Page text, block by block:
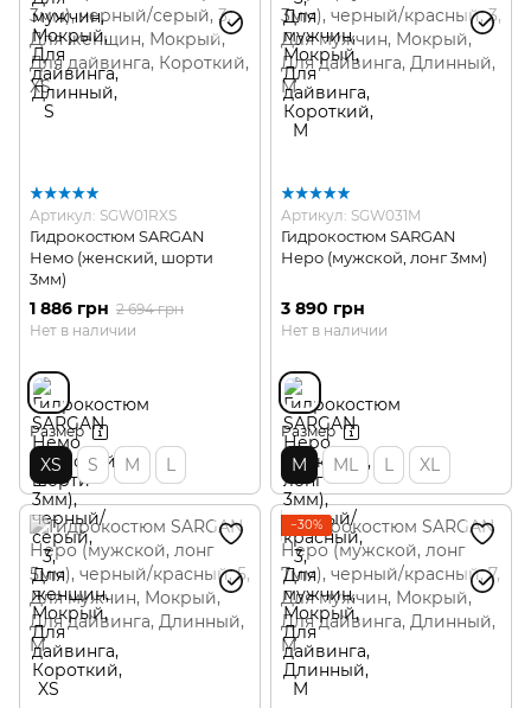
Артикул: SGW01RXS
Гидрокостюм SARGAN
Немо (женский, шорти
3мм)
1 886 грн 2 694 грн
Нет в наличии
Размер
XS S M L
Артикул: SGW031M
Гидрокостюм SARGAN
Неро (мужской, лонг 3мм)
3 890 грн
Нет в наличии
Размер
M ML L XL
−30%